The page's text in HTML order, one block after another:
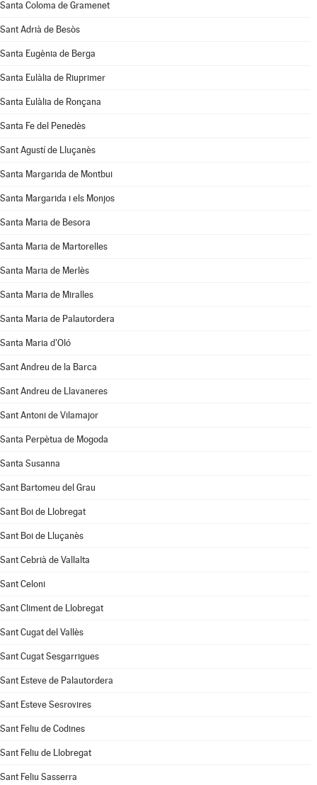
Santa Coloma de Gramenet
Sant Adrià de Besòs
Santa Eugènia de Berga
Santa Eulàlia de Riuprimer
Santa Eulàlia de Ronçana
Santa Fe del Penedès
Sant Agustí de Lluçanès
Santa Margarida de Montbui
Santa Margarida i els Monjos
Santa Maria de Besora
Santa Maria de Martorelles
Santa Maria de Merlès
Santa Maria de Miralles
Santa Maria de Palautordera
Santa Maria d'Oló
Sant Andreu de la Barca
Sant Andreu de Llavaneres
Sant Antoni de Vilamajor
Santa Perpètua de Mogoda
Santa Susanna
Sant Bartomeu del Grau
Sant Boi de Llobregat
Sant Boi de Lluçanès
Sant Cebrià de Vallalta
Sant Celoni
Sant Climent de Llobregat
Sant Cugat del Vallès
Sant Cugat Sesgarrigues
Sant Esteve de Palautordera
Sant Esteve Sesrovires
Sant Feliu de Codines
Sant Feliu de Llobregat
Sant Feliu Sasserra